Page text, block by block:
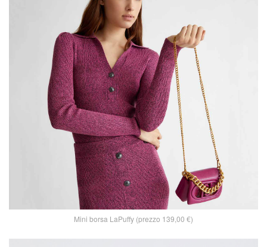
Mini borsa LaPuffy (prezzo 139,00 €)